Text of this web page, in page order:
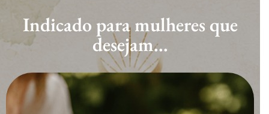
Indicado para mulheres que
desejam...